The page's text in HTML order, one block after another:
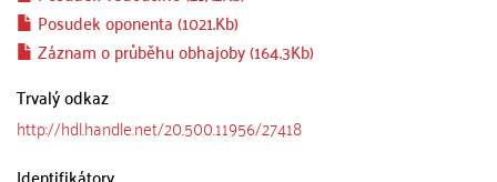
Posudek oponenta (1021.Kb)
Záznam o průběhu obhajoby (164.3Kb)
Trvalý odkaz
http://hdl.handle.net/20.500.11956/27418